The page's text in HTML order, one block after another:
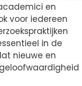
en
voor iedereen
in de
nieuwe en